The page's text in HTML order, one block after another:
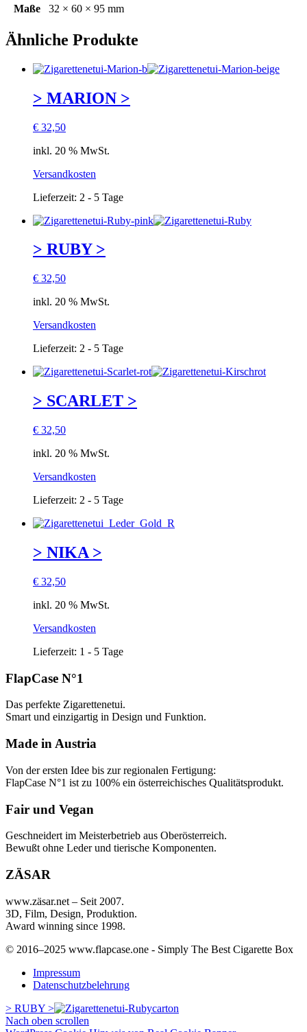
Maße
32 × 60 × 95 mm
Ähnliche Produkte
> MARION >
€ 32,50
inkl. 20 % MwSt.
Versandkosten
Lieferzeit: 2 - 5 Tage
> RUBY >
€ 32,50
inkl. 20 % MwSt.
Versandkosten
Lieferzeit: 2 - 5 Tage
> SCARLET >
€ 32,50
inkl. 20 % MwSt.
Versandkosten
Lieferzeit: 2 - 5 Tage
> NIKA >
€ 32,50
inkl. 20 % MwSt.
Versandkosten
Lieferzeit: 1 - 5 Tage
FlapCase N°1
Das perfekte Zigarettenetui.
Smart und einzigartig in Design und Funktion.
Made in Austria
Von der ersten Idee bis zur regionalen Fertigung:
FlapCase N°1 ist zu 100% ein österreichisches Qualitätsprodukt.
Fair und Vegan
Geschneidert im Meisterbetrieb aus Oberösterreich.
Bewußt ohne Leder und tierische Komponenten.
ZÄSAR
www.zäsar.net – Seit 2007.
3D, Film, Design, Produktion.
Award winning since 1998.
© 2016–2025 www.flapcase.one - Simply The Best Cigarette Box
Impressum
Datenschutzbelehrung
> RUBY >
carton
Nach oben scrollen